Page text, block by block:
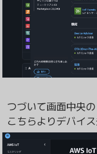
つづいて画面中央